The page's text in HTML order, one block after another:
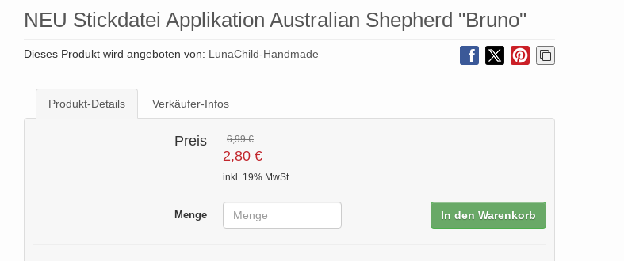
NEU Stickdatei Applikation Australian Shepherd "Bruno"
Dieses Produkt wird angeboten von: LunaChild-Handmade
Produkt-Details Verkäufer-Infos
Preis 6,99 €
2,80 €
inkl. 19% MwSt.
Menge In den Warenkorb